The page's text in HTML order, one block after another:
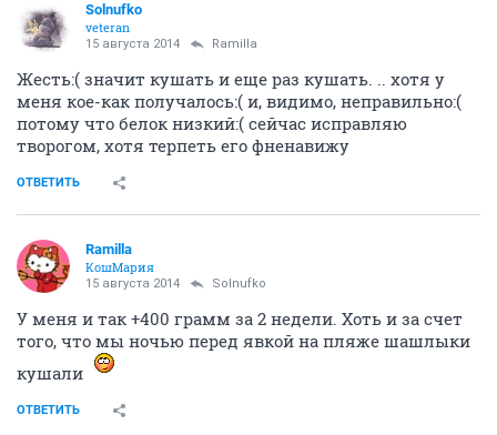
Solnufko
veteran
15 августа 2014 Ramilla
Жесть:( значит кушать и еще раз кушать. .. хотя у
меня кое-как получалось:( и, видимо, неправильно:(
потому что белок низкий:( сейчас исправляю
творогом, хотя терпеть его фненавижу
ОТВЕТИТЬ
Ramilla
КошМария
15 августа 2014 Solnufko
У меня и так +400 грамм за 2 недели. Хоть и за счет
того, что мы ночью перед явкой на пляже шашлыки
кушали
ОТВЕТИТЬ